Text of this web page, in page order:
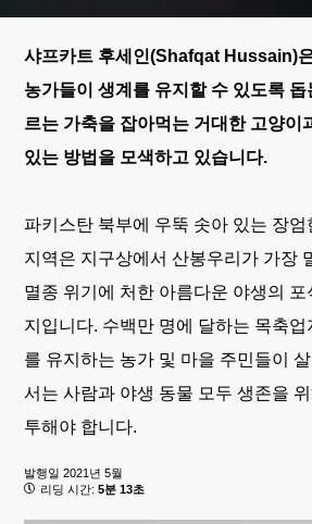
샤프카트 후세인(Shafqat Hussain)
농가들이 생계를 유지할 수 있도록
르는 가축을 잡아먹는 거대한 고양이
있는 방법을 모색하고 있습니다.
파키스탄 북부에 우뚝 솟아 있는 장
지역은 지구상에서 산봉우리가 가장
멸종 위기에 처한 아름다운 야생의
지입니다. 수백만 명에 달하는 목축
를 유지하는 농가 및 마을 주민들이
서는 사람과 야생 동물 모두 생존을
투해야 합니다.
발행일 2021년 5월
리딩 시간: 5분 13초